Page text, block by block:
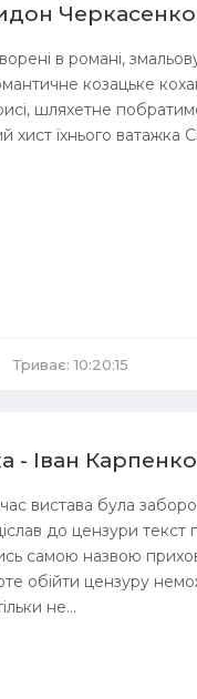
Черкасенко
в романі,
козацьке
шляхетне
хист їхнього
Триває: 10:20:15
- Іван
вистава була
до цензури
самою назвою
обійти цензуру
не...